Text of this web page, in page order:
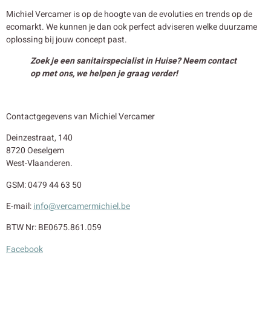
Michiel Vercamer is op de hoogte van de evoluties en trends op de
ecomarkt. We kunnen je dan ook perfect adviseren welke duurzame
oplossing bij jouw concept past.
Zoek je een sanitairspecialist in Huise? Neem contact
op met ons, we helpen je graag verder!
Contactgegevens van Michiel Vercamer
Deinzestraat, 140
8720 Oeselgem
West-Vlaanderen.
GSM: 0479 44 63 50
E-mail:info@vercamermichiel.be
BTW Nr: BE0675.861.059
Facebook